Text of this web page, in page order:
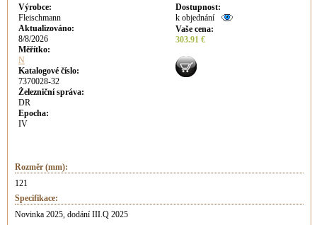
Výrobce:
Fleischmann
Aktualizováno:
8/8/2026
Měřítko:
N
Katalogové číslo:
7370028-32
Železniční správa:
DR
Epocha:
IV
Dostupnost:
k objednání
Vaše cena:
303.91 €
Rozměr (mm):
121
Specifikace:
Novinka 2025, dodání III.Q 2025